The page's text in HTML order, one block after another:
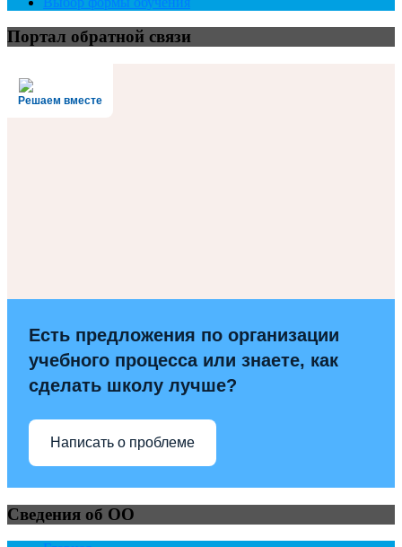
Портал обратной связи
Решаем вместе
Есть предложения по организации
учебного процесса или знаете, как
сделать школу лучше?
Написать о проблеме
Сведения об ОО